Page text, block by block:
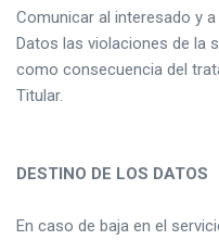
Comunicar al interesado y
Datos las violaciones de la
como consecuencia del
Titular.
DESTINO DE LOS DATOS
En caso de baja en el